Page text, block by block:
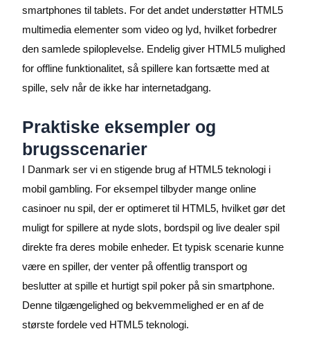
smartphones til tablets. For det andet understøtter HTML5
multimedia elementer som video og lyd, hvilket forbedrer
den samlede spiloplevelse. Endelig giver HTML5 mulighed
for offline funktionalitet, så spillere kan fortsætte med at
spille, selv når de ikke har internetadgang.
Praktiske eksempler og
brugsscenarier
I Danmark ser vi en stigende brug af HTML5 teknologi i
mobil gambling. For eksempel tilbyder mange online
casinoer nu spil, der er optimeret til HTML5, hvilket gør det
muligt for spillere at nyde slots, bordspil og live dealer spil
direkte fra deres mobile enheder. Et typisk scenarie kunne
være en spiller, der venter på offentlig transport og
beslutter at spille et hurtigt spil poker på sin smartphone.
Denne tilgængelighed og bekvemmelighed er en af de
største fordele ved HTML5 teknologi.